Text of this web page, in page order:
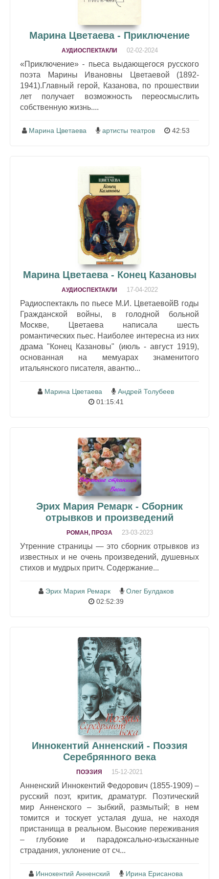
Марина Цветаева - Приключение
АУДИОСПЕКТАКЛИ 02-02-2024
«Приключение» - пьеса выдающегося русского
поэта Марины Ивановны Цветаевой (1892-
1941).Главный герой, Казанова, по прошествии
лет получает возможность переосмыслить
собственную жизнь....
Марина Цветаева артисты театров 42:53
Марина Цветаева - Конец Казановы
АУДИОСПЕКТАКЛИ 17-04-2022
Радиоспектакль по пьесе М.И. ЦветаевойВ годы
Гражданской войны, в голодной больной
Москве, Цветаева написала шесть
романтических пьес. Наиболее интересна из них
драма "Конец Казановы" (июль - август 1919),
основанная на мемуарах знаменитого
итальянского писателя, авантю...
Марина Цветаева
Андрей Толубеев
01:15:41
Эрих Мария Ремарк - Сборник
отрывков и произведений
РОМАН, ПРОЗА 23-03-2023
Утренние страницы — это сборник отрывков из
известных и не очень произведений, душевных
стихов и мудрых притч. Содержание...
Эрих Мария Ремарк
Олег Булдаков
02:52:39
Иннокентий Анненский - Поэзия
Серебрянного века
ПОЭЗИЯ 15-12-2021
Анненский Иннокентий Федорович (1855-1909) –
русский поэт, критик, драматург. Поэтический
мир Анненского – зыбкий, размытый; в нем
томится и тоскует усталая душа, не находя
пристанища в реальном. Высокие переживания
– глубокие и парадоксально-изысканные
страдания, уклонение от сч...
Иннокентий Анненский
Ирина Ерисанова